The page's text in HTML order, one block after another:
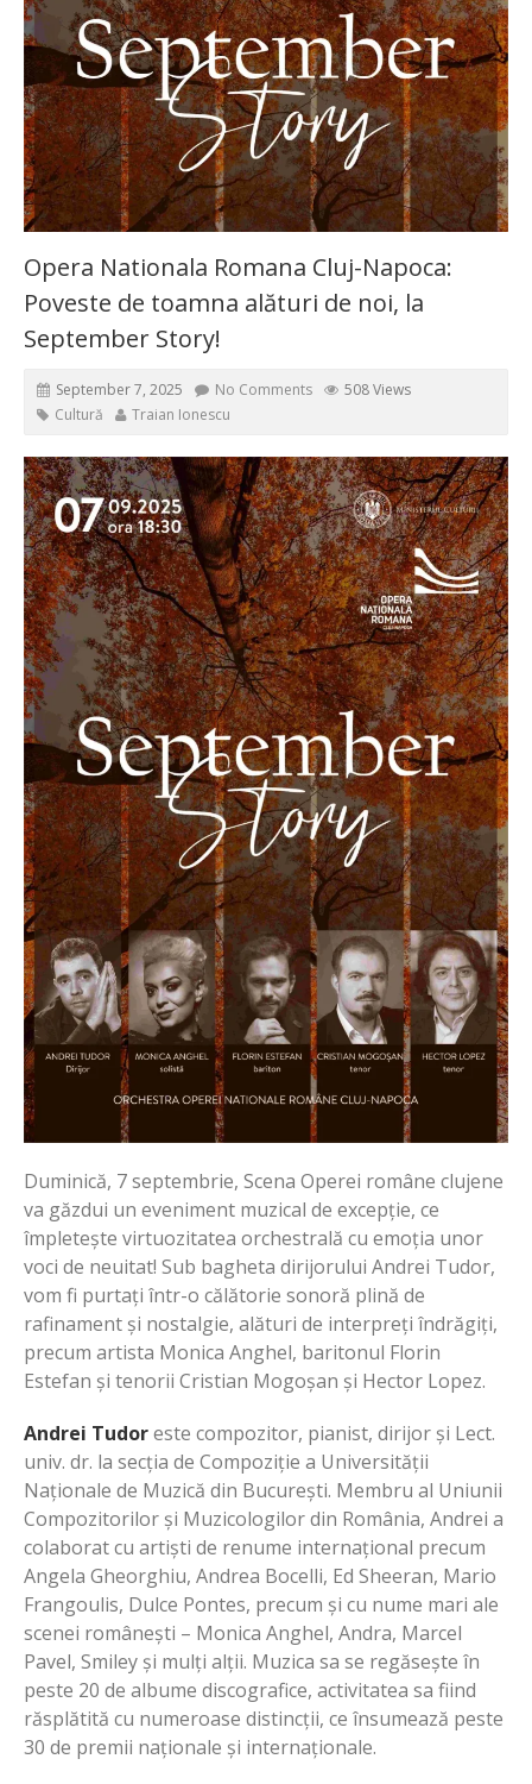
Opera Nationala Romana Cluj-Napoca:
Poveste de toamna alături de noi, la
September Story!
September 7, 2025 No Comments
508 Views
Cultură
Traian Ionescu
Duminică, 7 septembrie, Scena Operei române clujene
va găzdui un eveniment muzical de excepție, ce
împletește virtuozitatea orchestrală cu emoția unor
voci de neuitat! Sub bagheta dirijorului Andrei Tudor,
vom fi purtați într-o călătorie sonoră plină de
rafinament și nostalgie, alături de interpreți îndrăgiți,
precum artista Monica Anghel, baritonul Florin
Estefan și tenorii Cristian Mogoșan și Hector Lopez.
Andrei Tudoreste compozitor, pianist, dirijor și Lect.
univ. dr. la secția de Compoziție a Universității
Naționale de Muzică din București. Membru al Uniunii
Compozitorilor și Muzicologilor din România, Andrei a
colaborat cu artiști de renume internațional precum
Angela Gheorghiu, Andrea Bocelli, Ed Sheeran, Mario
Frangoulis, Dulce Pontes, precum și cu nume mari ale
scenei românești – Monica Anghel, Andra, Marcel
Pavel, Smiley și mulți alții. Muzica sa se regăsește în
peste 20 de albume discografice, activitatea sa fiind
răsplătită cu numeroase distincții, ce însumează peste
30 de premii naționale și internaționale.